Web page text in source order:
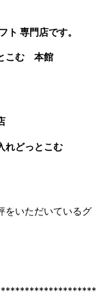
ト 専門店です。
こむ 本館
れどっとこむ
をいただいているグ